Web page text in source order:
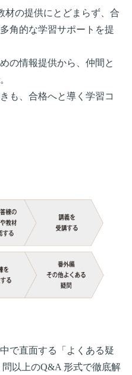
材の提供にとどまらず、合
角的な学習サポートを提
の情報提供から、仲間と
も、合格へと導く学習コ
で直面する「よくある疑
以上のQ&A 形式で徹底解